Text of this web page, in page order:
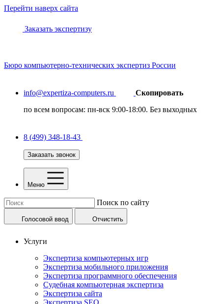
Перейти наверх сайта
Заказать экспертизу
Бюро компьютерно-технических экспертиз России
info@expertiza-computers.ru
Скопировать
по всем вопросам: пн-вск 9:00-18:00. Без выходных
8 (499) 348-18-43
Заказать звонок
Меню
Поиск по сайту
Голосовой ввод Отчистить
Услуги
Экспертиза компьютерных игр
Экспертиза мобильного приложения
Экспертиза программного обеспечения
Судебная компьютерная экспертиза
Экспертиза сайта
Экспертиза SEO